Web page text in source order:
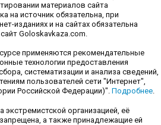
материалов сайта
на источник обязательна, при
изданиях и на сайтах обязательна
Goloskavkaza.com.
применяются рекомендательные
технологии предоставления
систематизации и анализа сведений,
пользователей сети "Интернет",
Российской Федерации)". Подробнее
экстремистской организацией, её
а также принадлежащие ей